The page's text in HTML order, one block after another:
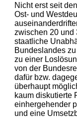
Nicht erst seit
Ost- und
zwischen 20 und
staatliche
Bundeslandes
zu einer
von der
dafür bzw.
überhaupt
kaum diskutierte
einhergehender
und eine